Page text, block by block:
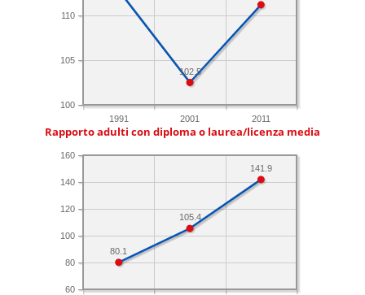
1991 2001 2011
100
105
110
102.5
Rapporto adulti con diploma o laurea/licenza media
60
80
100
120
140
160
141.9
105.4
80.1